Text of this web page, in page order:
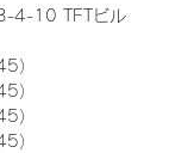
4-10 TFTビル
）
）
）
）